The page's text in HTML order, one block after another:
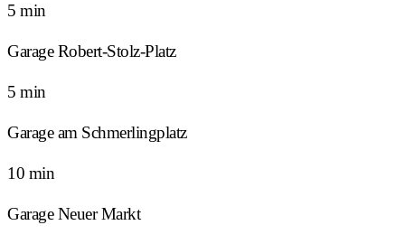
5 min
Garage Robert-Stolz-Platz
5 min
Garage am Schmerlingplatz
10 min
Garage Neuer Markt